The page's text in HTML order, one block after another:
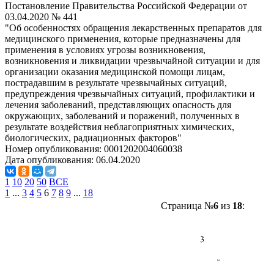
Постановление Правительства Российской Федерации от
03.04.2020 № 441
"Об особенностях обращения лекарственных препаратов для
медицинского применения, которые предназначены для
применения в условиях угрозы возникновения,
возникновения и ликвидации чрезвычайной ситуации и для
организации оказания медицинской помощи лицам,
пострадавшим в результате чрезвычайных ситуаций,
предупреждения чрезвычайных ситуаций, профилактики и
лечения заболеваний, представляющих опасность для
окружающих, заболеваний и поражений, полученных в
результате воздействия неблагоприятных химических,
биологических, радиационных факторов"
Номер опубликования: 0001202004060038
Дата опубликования: 06.04.2020
1 10 20 50 ВСЕ
1 ... 3 4 5 6 7 8 9 ... 18
Страница №6из 18: